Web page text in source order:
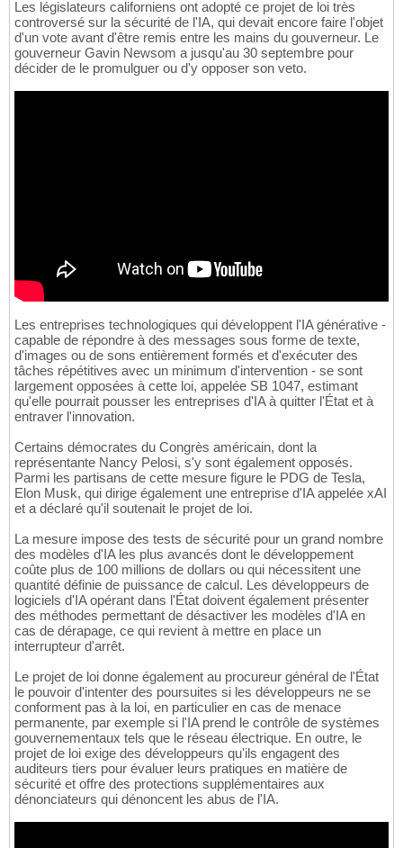
Les législateurs californiens ont adopté ce projet de loi très
controversé sur la sécurité de l'IA, qui devait encore faire l'objet
d'un vote avant d'être remis entre les mains du gouverneur. Le
gouverneur Gavin Newsom a jusqu'au 30 septembre pour
décider de le promulguer ou d'y opposer son veto.
Les entreprises technologiques qui développent l'IA générative -
capable de répondre à des messages sous forme de texte,
d'images ou de sons entièrement formés et d'exécuter des
tâches répétitives avec un minimum d'intervention - se sont
largement opposées à cette loi, appelée SB 1047, estimant
qu'elle pourrait pousser les entreprises d'IA à quitter l'État et à
entraver l'innovation.
Certains démocrates du Congrès américain, dont la
représentante Nancy Pelosi, s'y sont également opposés.
Parmi les partisans de cette mesure figure le PDG de Tesla,
Elon Musk, qui dirige également une entreprise d'IA appelée xAI
et a déclaré qu'il soutenait le projet de loi.
La mesure impose des tests de sécurité pour un grand nombre
des modèles d'IA les plus avancés dont le développement
coûte plus de 100 millions de dollars ou qui nécessitent une
quantité définie de puissance de calcul. Les développeurs de
logiciels d'IA opérant dans l'État doivent également présenter
des méthodes permettant de désactiver les modèles d'IA en
cas de dérapage, ce qui revient à mettre en place un
interrupteur d'arrêt.
Le projet de loi donne également au procureur général de l'État
le pouvoir d'intenter des poursuites si les développeurs ne se
conforment pas à la loi, en particulier en cas de menace
permanente, par exemple si l'IA prend le contrôle de systèmes
gouvernementaux tels que le réseau électrique. En outre, le
projet de loi exige des développeurs qu'ils engagent des
auditeurs tiers pour évaluer leurs pratiques en matière de
sécurité et offre des protections supplémentaires aux
dénonciateurs qui dénoncent les abus de l'IA.